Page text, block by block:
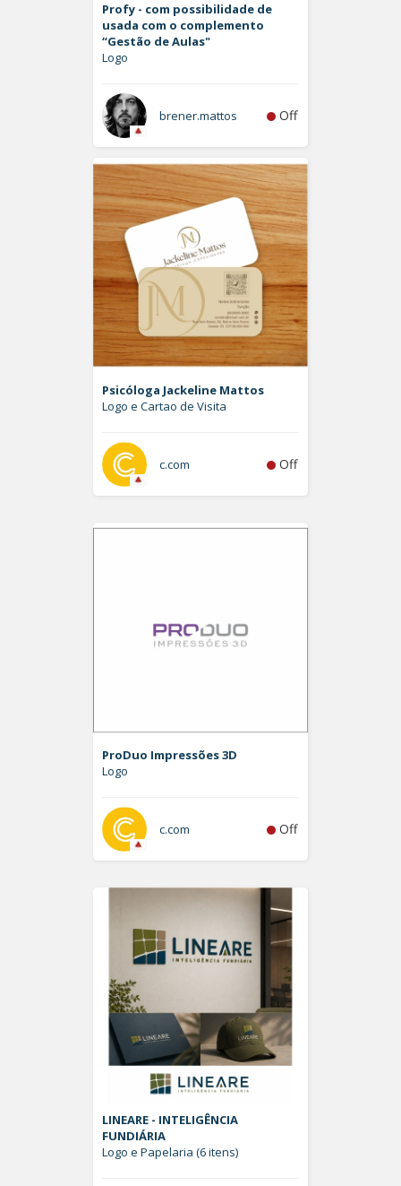
Profy - com possibilidade de
usada com o complemento
“Gestão de Aulas"
Logo
brener.mattos Off
Psicóloga Jackeline Mattos
Logo e Cartao de Visita
c.com Off
ProDuo Impressões 3D
Logo
c.com Off
LINEARE - INTELIGÊNCIA
FUNDIÁRIA
Logo e Papelaria (6 itens)